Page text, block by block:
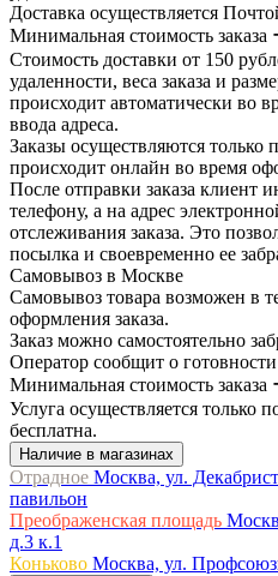
Доставка осуществляется
Минимальная стоимость заказа
Стоимость доставки от 150
удаленности, веса заказа и
происходит автоматически во
ввода адреса.
Заказы осуществляются только
происходит онлайн во время
После отправки заказа клиент
телефону, а на адрес
отслеживания заказа. Это
посылка и своевременно ее
Самовывоз в Москве
Самовывоз товара возможен в
оформления заказа.
Заказ можно самостоятельно
Оператор сообщит о
Минимальная стоимость заказа
Услуга осуществляется только
бесплатна.
Наличие в магазинах
Отрадное Москва, ул.
павильон
Преображенская площадь
д.3 к.1
Коньково Москва, ул.